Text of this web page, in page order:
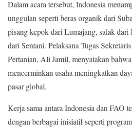
Dalam acara tersebut, Indonesia
unggulan seperti beras organik dari
pisang kepok dari Lumajang, salak dari
dari Sentani. Pelaksana Tugas
Pertanian, Ali Jamil, menyatakan
mencerminkan usaha meningkatkan
pasar global.
Kerja sama antara Indonesia dan FAO
dengan berbagai inisiatif seperti